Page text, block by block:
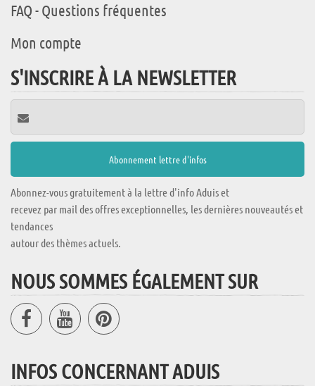
FAQ - Questions fréquentes
Mon compte
S'INSCRIRE À LA NEWSLETTER
Abonnez-vous gratuitement à la lettre d'info Aduis et
recevez par mail des offres exceptionnelles, les dernières nouveautés et
tendances
autour des thèmes actuels.
NOUS SOMMES ÉGALEMENT SUR
INFOS CONCERNANT ADUIS